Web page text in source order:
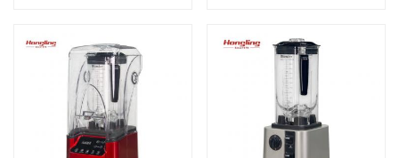
para aplastar el hielo de
manera efectiva y mezclar
ingredientes congelados Por lo
general, presenta un motor
potente, cuchillas afiladas y un
frasco duradero para manejar
los rigores de la trituración de
para aplastar el hielo de
manera efectiva y mezclar
ingredientes congelados Por lo
general, presenta un motor
potente, cuchillas afiladas y un
frasco duradero para manejar
los rigores de la trituración de